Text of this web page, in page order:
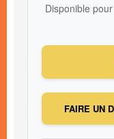
Disponible
FAIRE UN